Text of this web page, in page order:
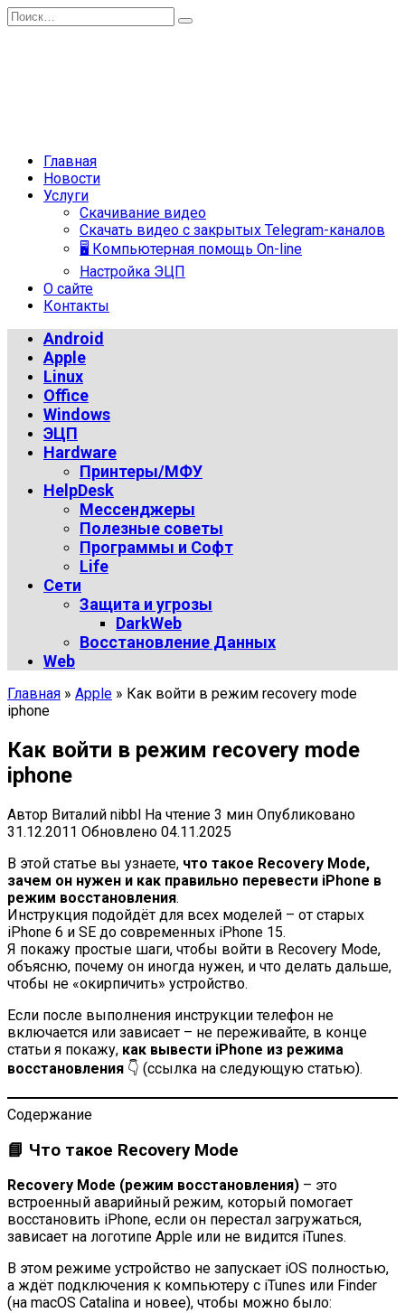
Перейти
к
Search
for:
Главная
Новости
Услуги
Скачивание видео
Скачать видео с закрытых Telegram-каналов
🖥 Компьютерная помощь On-line
Настройка ЭЦП
О сайте
Контакты
Android
Apple
Linux
Office
Windows
ЭЦП
Hardware
Принтеры/МФУ
HelpDesk
Мессенджеры
Полезные советы
Программы и Софт
Life
Сети
Защита и угрозы
DarkWeb
Восстановление Данных
Web
Главная » Apple » Как войти в режим recovery mode
iphone
Как войти в режим recovery mode
iphone
Автор Виталий nibbl На чтение 3 мин Опубликовано
31.12.2011 Обновлено 04.11.2025
В этой статье вы узнаете, что такое Recovery Mode,
зачем он нужен и как правильно перевести iPhone в
режим восстановления.
Инструкция подойдёт для всех моделей – от старых
iPhone 6 и SE до современных iPhone 15.
Я покажу простые шаги, чтобы войти в Recovery Mode,
объясню, почему он иногда нужен, и что делать дальше,
чтобы не «окирпичить» устройство.
Если после выполнения инструкции телефон не
включается или зависает – не переживайте, в конце
статьи я покажу, как вывести iPhone из режима
восстановления 👇 (ссылка на следующую статью).
Содержание
📘 Что такое Recovery Mode
Recovery Mode (режим восстановления) – это
встроенный аварийный режим, который помогает
восстановить iPhone, если он перестал загружаться,
зависает на логотипе Apple или не видится iTunes.
В этом режиме устройство не запускает iOS полностью,
а ждёт подключения к компьютеру с iTunes или Finder
(на macOS Catalina и новее), чтобы можно было: